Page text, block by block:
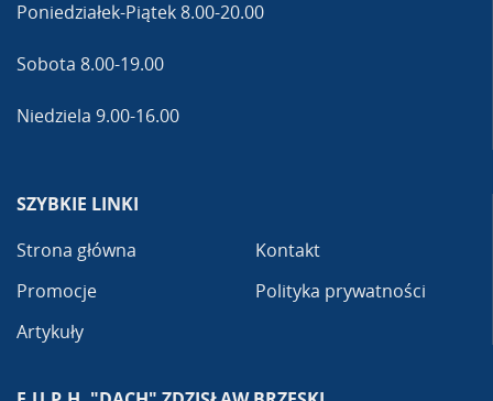
Poniedziałek-Piątek 8.00-20.00
Sobota 8.00-19.00
Niedziela 9.00-16.00
SZYBKIE LINKI
Strona główna
Promocje
Artykuły
Kontakt
Polityka prywatności